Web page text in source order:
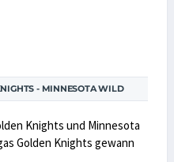
- MINNESOTA WILD
Knights und Minnesota
Golden Knights gewann